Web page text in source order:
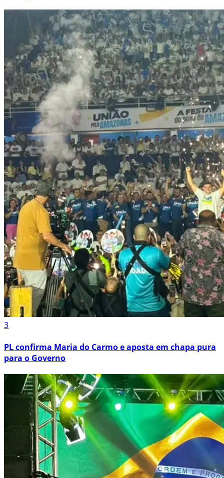
3
PL confirma Maria do Carmo e aposta em chapa pura
para o Governo